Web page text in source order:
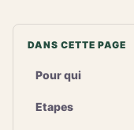
DANS CETTE PAGE
Pour qui
Etapes